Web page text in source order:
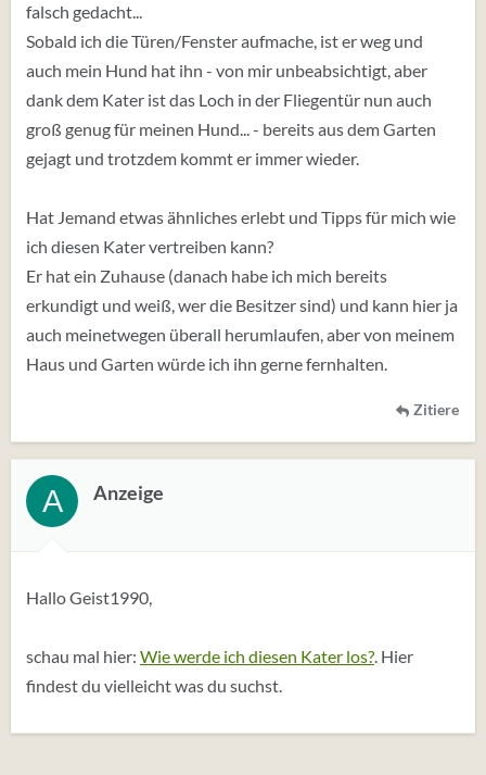
falsch gedacht...
Sobald ich die Türen/Fenster aufmache, ist er weg und
auch mein Hund hat ihn - von mir unbeabsichtigt, aber
dank dem Kater ist das Loch in der Fliegentür nun auch
groß genug für meinen Hund... - bereits aus dem Garten
gejagt und trotzdem kommt er immer wieder.
Hat Jemand etwas ähnliches erlebt und Tipps für mich wie
ich diesen Kater vertreiben kann?
Er hat ein Zuhause (danach habe ich mich bereits
erkundigt und weiß, wer die Besitzer sind) und kann hier ja
auch meinetwegen überall herumlaufen, aber von meinem
Haus und Garten würde ich ihn gerne fernhalten.
Zitiere
A Anzeige
Hallo Geist1990,
schau mal hier: Wie werde ich diesen Kater los?. Hier
findest du vielleicht was du suchst.